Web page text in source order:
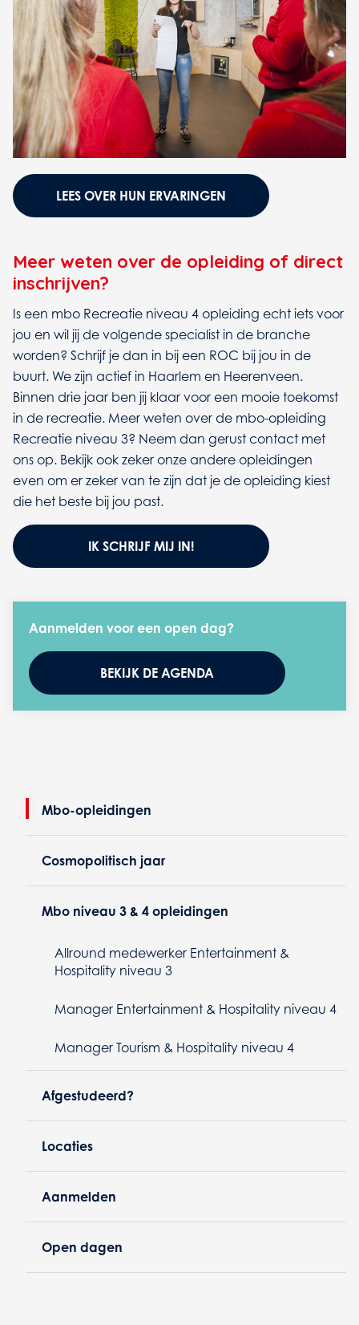
LEES OVER HUN ERVARINGEN
Meer weten over de opleiding of direct
inschrijven?
Is een mbo Recreatie niveau 4 opleiding echt iets voor
jou en wil jij de volgende specialist in de branche
worden? Schrijf je dan in bij een ROC bij jou in de
buurt. We zijn actief in Haarlem en Heerenveen.
Binnen drie jaar ben jij klaar voor een mooie toekomst
in de recreatie. Meer weten over de mbo-opleiding
Recreatie niveau 3? Neem dan gerust contact met
ons op. Bekijk ook zeker onze andere opleidingen
even om er zeker van te zijn dat je de opleiding kiest
die het beste bij jou past.
IK SCHRIJF MIJ IN!
Aanmelden voor een open dag?
BEKIJK DE AGENDA
Mbo-opleidingen
Cosmopolitisch jaar
Mbo niveau 3 & 4 opleidingen
Allround medewerker Entertainment &
Hospitality niveau 3
Manager Entertainment & Hospitality niveau 4
Manager Tourism & Hospitality niveau 4
Afgestudeerd?
Locaties
Aanmelden
Open dagen